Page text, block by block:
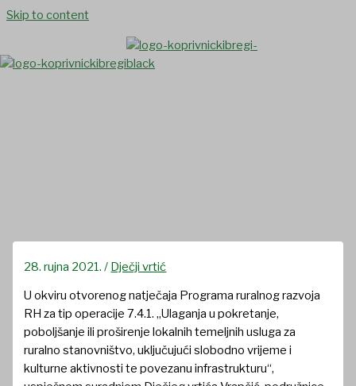
Skip to content
28. rujna 2021./ Dječji vrtić
U okviru otvorenog natječaja Programa ruralnog razvoja
RH za tip operacije 7.4.1. „Ulaganja u pokretanje,
poboljšanje ili proširenje lokalnih temeljnih usluga za
ruralno stanovništvo, uključujući slobodno vrijeme i
kulturne aktivnosti te povezanu infrastrukturu“,